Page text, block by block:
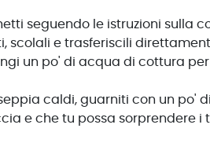
seguendo le istruzioni sulla
scolali e trasferiscili
un po' di acqua di cottura
caldi, guarniti con un po'
e che tu possa sorprendere i